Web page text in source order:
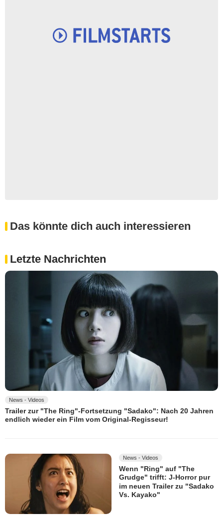
Das könnte dich auch interessieren
Letzte Nachrichten
News - Videos
Trailer zur "The Ring"-Fortsetzung "Sadako": Nach 20 Jahren
endlich wieder ein Film vom Original-Regisseur!
News - Videos
Wenn "Ring" auf "The
Grudge" trifft: J-Horror pur
im neuen Trailer zu "Sadako
Vs. Kayako"